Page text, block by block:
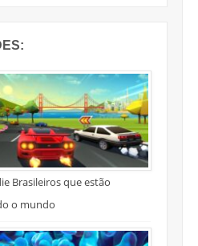
Brasileiros que estão
o mundo